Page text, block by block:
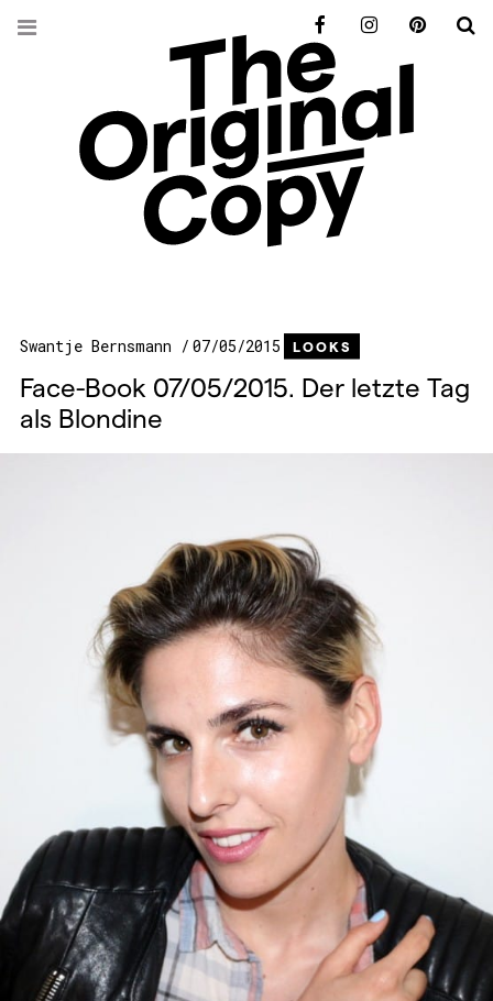
Swantje Bernsmann 07/05/2015 LOOKS
Face-Book 07/05/2015. Der letzte Tag
als Blondine
FacebookInstagramPinterest